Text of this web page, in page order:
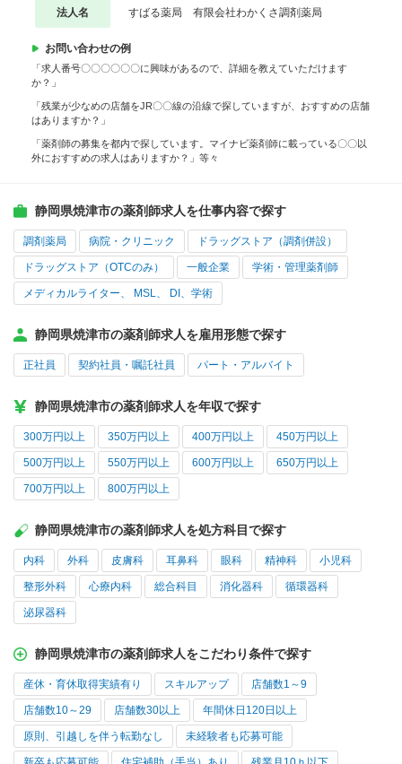
法人名 すばる薬局 有限会社わかくさ調剤薬局
お問い合わせの例
「求人番号〇〇〇〇〇〇に興味があるので、詳細を教えていただけます
か？」
「残業が少なめの店舗をJR〇〇線の沿線で探していますが、おすすめの店舗
はありますか？」
「薬剤師の募集を都内で探しています。マイナビ薬剤師に載っている〇〇以
外におすすめの求人はありますか？」等々
静岡県焼津市の薬剤師求人を仕事内容で探す
調剤薬局 病院・クリニック ドラッグストア（調剤併設）
ドラッグストア（OTCのみ） 一般企業 学術・管理薬剤師
メディカルライター、 MSL、 DI、学術
静岡県焼津市の薬剤師求人を雇用形態で探す
正社員 契約社員・嘱託社員 パート・アルバイト
静岡県焼津市の薬剤師求人を年収で探す
300万円以上 350万円以上 400万円以上 450万円以上
500万円以上 550万円以上 600万円以上 650万円以上
700万円以上 800万円以上
静岡県焼津市の薬剤師求人を処方科目で探す
内科 外科 皮膚科 耳鼻科 眼科 精神科 小児科
整形外科 心療内科 総合科目 消化器科 循環器科
泌尿器科
静岡県焼津市の薬剤師求人をこだわり条件で探す
産休・育休取得実績有り スキルアップ 店舗数1～9
店舗数10～29 店舗数30以上 年間休日120日以上
原則、引越しを伴う転勤なし 未経験者も応募可能